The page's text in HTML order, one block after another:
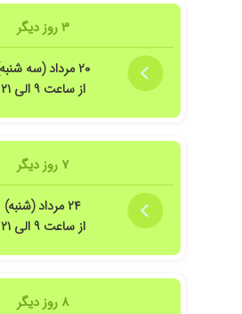
۳ روز دیگر
۲۰ مرداد (سه شنبه)
از ساعت ۹ الی ۲۱
۷ روز دیگر
۲۴ مرداد (شنبه)
از ساعت ۹ الی ۲۱
۸ روز دیگر